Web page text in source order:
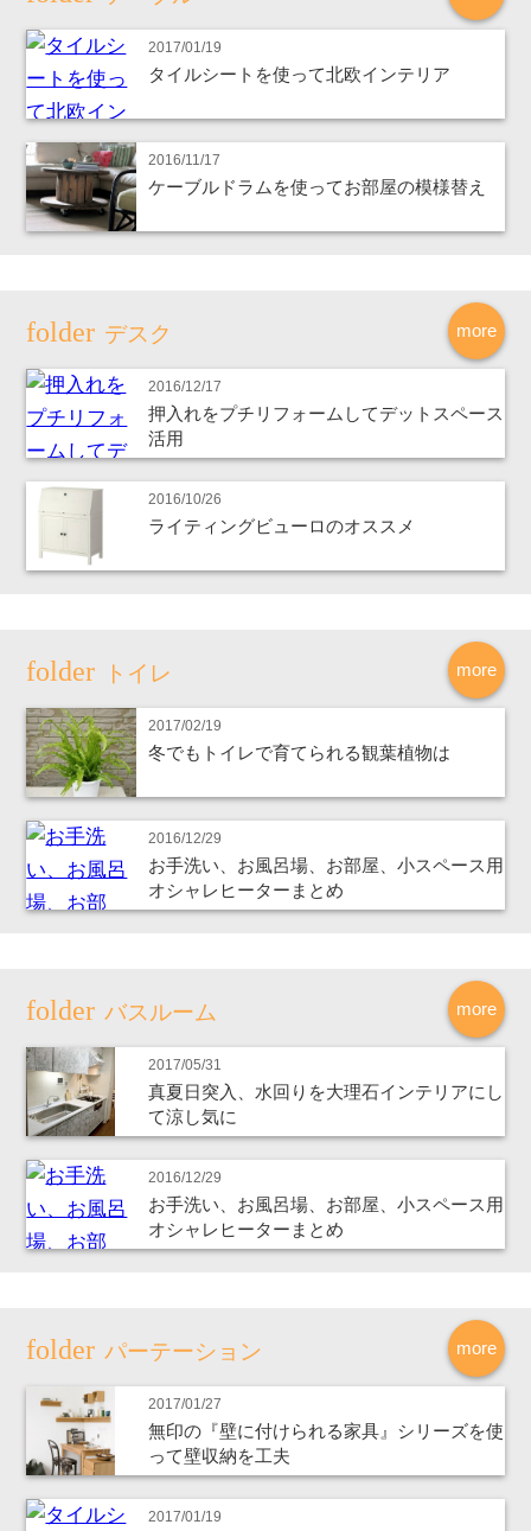
2017/01/19
タイルシートを使って北欧インテリア
2016/11/17
ケーブルドラムを使ってお部屋の模様替え
more
デスク
2016/12/17
押入れをプチリフォームしてデットスペース
活用
2016/10/26
ライティングビューロのオススメ
more
トイレ
2017/02/19
冬でもトイレで育てられる観葉植物は
2016/12/29
お手洗い、お風呂場、お部屋、小スペース用
オシャレヒーターまとめ
more
バスルーム
2017/05/31
真夏日突入、水回りを大理石インテリアにし
て涼し気に
2016/12/29
お手洗い、お風呂場、お部屋、小スペース用
オシャレヒーターまとめ
more
パーテーション
2017/01/27
無印の『壁に付けられる家具』シリーズを使
って壁収納を工夫
2017/01/19